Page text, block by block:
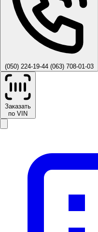
(050) 224-19-44 (063) 708-01-03
Заказать
по VIN